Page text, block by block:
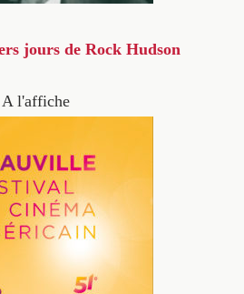
jours de Rock Hudson
A l'affiche